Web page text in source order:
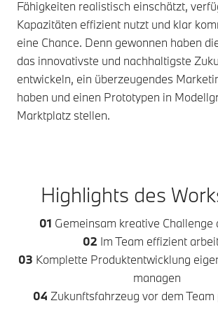
Fähigkeiten realistisch einschätzt,
Kapazitäten effizient nutzt und klar
eine Chance. Denn gewonnen haben
das innovativste und nachhaltigste
entwickeln, ein überzeugendes
haben und einen Prototypen in
Marktplatz stellen.
Highlights des
01 Gemeinsam kreative Challenge
02 Im Team effizient
03 Komplette Produktentwicklung
managen
04 Zukunftsfahrzeug vor dem